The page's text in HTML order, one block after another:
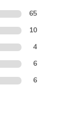
65
10
4
6
6